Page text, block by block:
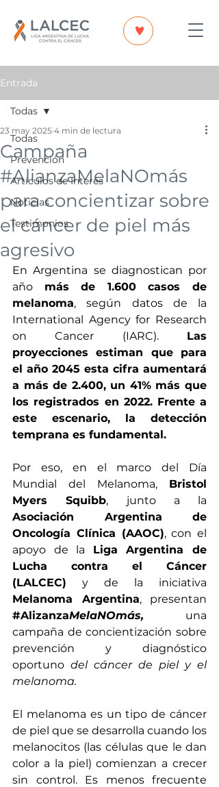
Entrada
Todas
Prevención
Artículos de Interés
Noticias
Testimonios
Todas
Campaña
#AlianzaMelaNOmás
para concientizar sobre
el cáncer de piel más
agresivo
23 may 2025 4 min de lectura
En Argentina se diagnostican por
año más de 1.600 casos de
melanoma, según datos de la
International Agency for Research
on Cancer (IARC). Las
proyecciones estiman que para
el año 2045 esta cifra aumentará
a más de 2.400, un 41% más que
los registrados en 2022. Frente a
este escenario, la detección
temprana es fundamental.
Por eso, en el marco del Día
Mundial del Melanoma, Bristol
Myers Squibb
Asociación Argentina de
Oncología Clínica (AAOC), con el
apoyo de la Liga Argentina de
Lucha contra el Cáncer
(LALCEC) y
Melanoma Argentina
#AlizanzaMelaNOmás, una
campaña de concientización sobre
prevención y diagnóstico
oportuno del cáncer de piel y el
melanoma.
El melanoma es un tipo de cáncer
de piel que se desarrolla cuando los
melanocitos (las células que le dan
color a la piel) comienzan a crecer
sin control. Es menos frecuente